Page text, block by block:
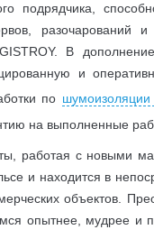
подрядчика,
разочарований
В
и
по
на выполненные
работая с новыми
и находится в
объектов.
опытнее, мудрее и